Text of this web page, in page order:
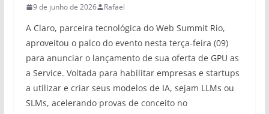
9 de junho de 2026 Rafael
A Claro, parceira tecnológica do Web Summit Rio,
aproveitou o palco do evento nesta terça-feira (09)
para anunciar o lançamento de sua oferta de GPU as
a Service. Voltada para habilitar empresas e startups
a utilizar e criar seus modelos de IA, sejam LLMs ou
SLMs, acelerando provas de conceito no